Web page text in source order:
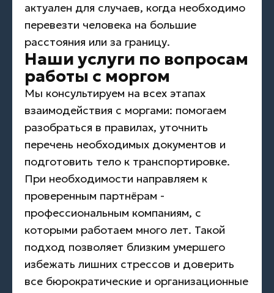
актуален для случаев, когда необходимо
перевезти человека на большие
расстояния или за границу.
Наши услуги по вопросам
работы с моргом
Мы консультируем на всех этапах
взаимодействия с моргами: помогаем
разобраться в правилах, уточнить
перечень необходимых документов и
подготовить тело к транспортировке.
При необходимости направляем к
проверенным партнёрам -
профессиональным компаниям, с
которыми работаем много лет. Такой
подход позволяет близким умершего
избежать лишних стрессов и доверить
все бюрократические и организационные